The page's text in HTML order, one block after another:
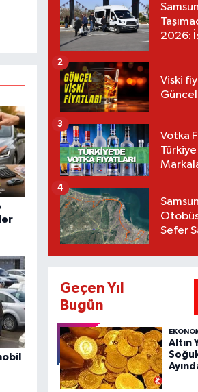
2026:
Viski
2
Votka
3
Sefer
4
Geçen Yıl
Bugün
Altın